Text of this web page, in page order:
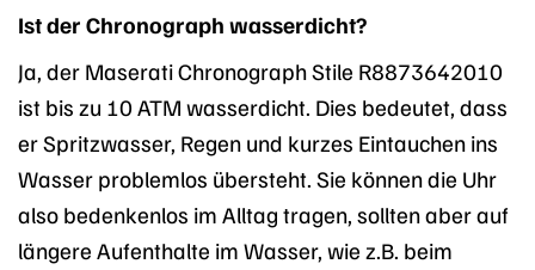
Ist der Chronograph wasserdicht?
Ja, der Maserati Chronograph Stile R8873642010
ist bis zu 10 ATM wasserdicht. Dies bedeutet, dass
er Spritzwasser, Regen und kurzes Eintauchen ins
Wasser problemlos übersteht. Sie können die Uhr
also bedenkenlos im Alltag tragen, sollten aber auf
längere Aufenthalte im Wasser, wie z.B. beim